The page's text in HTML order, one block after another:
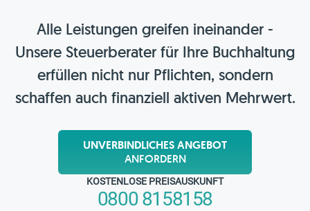
Alle Leistungen greifen ineinander -
Unsere Steuerberater für Ihre Buchhaltung
erfüllen nicht nur Pflichten, sondern
schaffen auch finanziell aktiven Mehrwert.
UNVERBINDLICHES ANGEBOT
ANFORDERN
KOSTENLOSE PREISAUSKUNFT
0800 8158158